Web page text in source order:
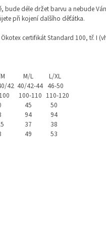
bude déle držet barvu a nebude
při kojení dalšího děťátka.
Ökotex certifikát Standard 100, tř. I
M/L
L/XL
42 40/42-44 46-50
100-110 110-120
45
50
94
94
37
38
49 53